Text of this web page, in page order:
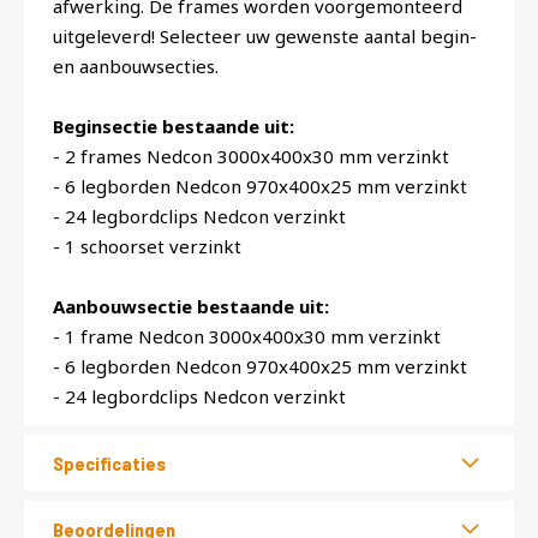
afwerking. De frames worden voorgemonteerd
uitgeleverd! Selecteer uw gewenste aantal begin-
en aanbouwsecties.
Beginsectie bestaande uit:
- 2 frames Nedcon 3000x400x30 mm verzinkt
- 6 legborden Nedcon 970x400x25 mm verzinkt
- 24 legbordclips Nedcon verzinkt
- 1 schoorset verzinkt
Aanbouwsectie bestaande uit:
- 1 frame Nedcon 3000x400x30 mm verzinkt
- 6 legborden Nedcon 970x400x25 mm verzinkt
- 24 legbordclips Nedcon verzinkt
Specificaties
Beoordelingen